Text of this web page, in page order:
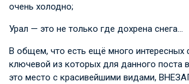
очень холодно;
Урал — это не только где дохрена снега…
В общем, что есть ещё много интересных
ключевой из которых для данного поста
это место с красивейшими видами,